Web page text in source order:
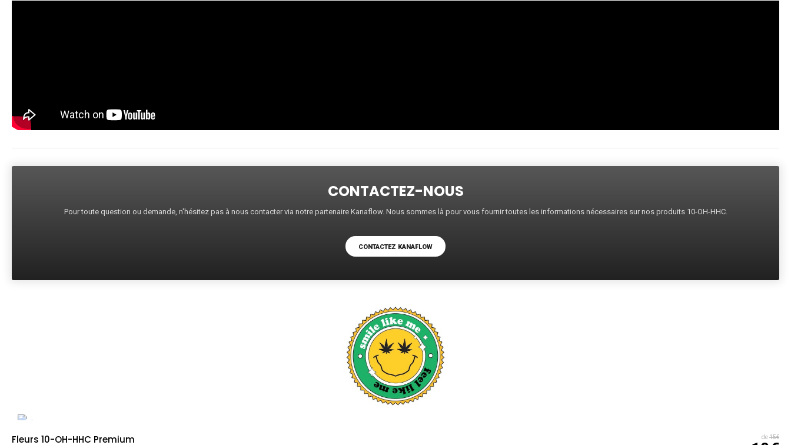
CONTACTEZ-NOUS
Pour toute question ou demande, n'hésitez pas à nous contacter via notre partenaire Kanaflow. Nous sommes là pour vous fournir toutes les informations nécessaires sur nos produits 10-OH-HHC.
CONTACTEZ KANAFLOW
Fleurs 10-OH-HHC Premium de15€